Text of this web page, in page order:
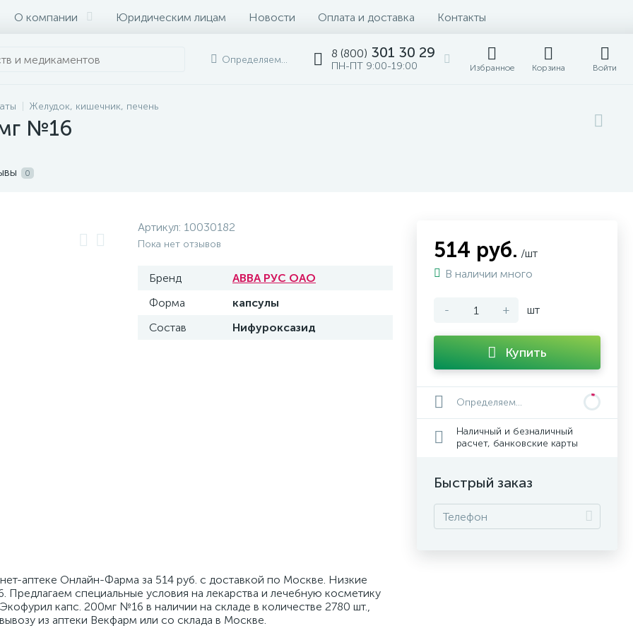
О компании Юридическим лицам Новости Оплата и доставка Контакты
Определяем... 8 (800) 301 30 29
ПН-ПТ 9:00-19:00 Избранное Корзина Войти
Желудок, кишечник, печень
№16
0
Артикул: 10030182
Пока нет отзывов
Бренд
АВВА РУС ОАО
Форма
капсулы
Состав
Нифуроксазид
аптеке Онлайн-Фарма за 514 руб. с доставкой по Москве. Низкие
специальные условия на лекарства и лечебную косметику
капс. 200мг №16 в наличии на складе в количестве 2780 шт.,
из аптеки Векфарм или со склада в Москве.
514 руб. /шт
В наличии много
- + шт
Купить
Определяем...
Наличный и безналичный
расчет, банковские карты
Быстрый заказ